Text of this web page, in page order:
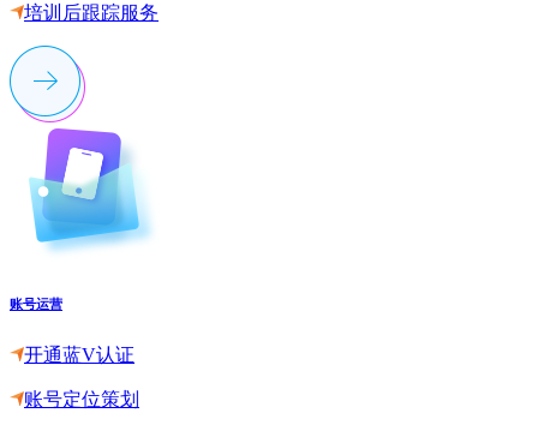
培训后跟踪服务
账号运营
开通蓝V认证
账号定位策划